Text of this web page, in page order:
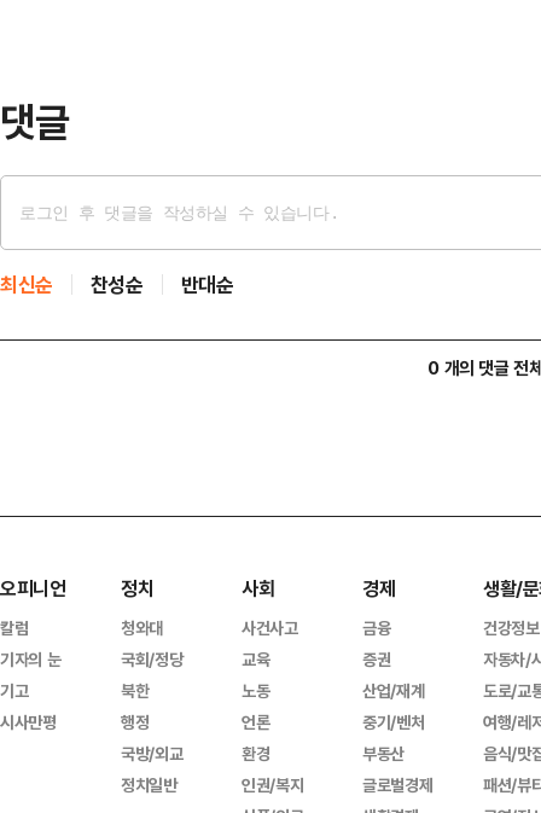
댓글
최신순 찬성순 반대순
0 개의 댓글 전
오피니언
칼럼
기자의 눈
기고
시사만평
정치
청와대
국회/정당
북한
행정
국방/외교
정치일반
사회
사건사고
교육
노동
언론
환경
인권/복지
경제
금융
증권
산업/재계
중기/벤처
부동산
글로벌경제
생활/
건강정보
자동차/
도로/교
여행/레
음식/맛
패션/뷰